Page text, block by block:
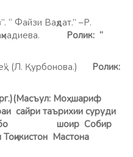
“ Файзи Ваҳдат.” –Р.
Ролик: “
(Л. Қурбонова.) Ролик:
Моҳшариф
сайри таърихии суруди
бо шоир Собир
Мастона